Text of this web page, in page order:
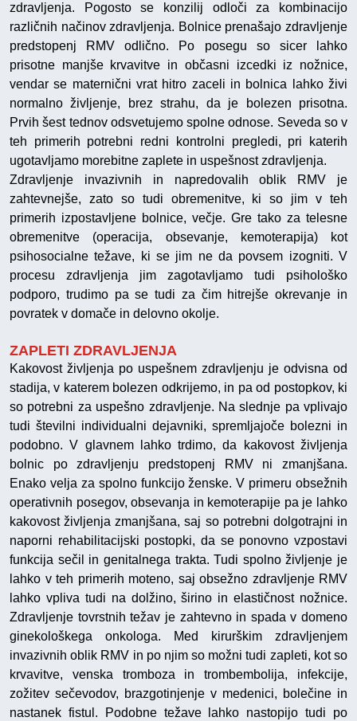
zdravljenja. Pogosto se konzilij odloči za kombinacijo
različnih načinov zdravljenja. Bolnice prenašajo zdravljenje
predstopenj RMV odlično. Po posegu so sicer lahko
prisotne manjše krvavitve in občasni izcedki iz nožnice,
vendar se maternični vrat hitro zaceli in bolnica lahko živi
normalno življenje, brez strahu, da je bolezen prisotna.
Prvih šest tednov odsvetujemo spolne odnose. Seveda so v
teh primerih potrebni redni kontrolni pregledi, pri katerih
ugotavljamo morebitne zaplete in uspešnost zdravljenja.
Zdravljenje invazivnih in napredovalih oblik RMV je
zahtevnejše, zato so tudi obremenitve, ki so jim v teh
primerih izpostavljene bolnice, večje. Gre tako za telesne
obremenitve (operacija, obsevanje, kemoterapija) kot
psihosocialne težave, ki se jim ne da povsem izogniti. V
procesu zdravljenja jim zagotavljamo tudi psihološko
podporo, trudimo pa se tudi za čim hitrejše okrevanje in
povratek v domače in delovno okolje.
ZAPLETI ZDRAVLJENJA
Kakovost življenja po uspešnem zdravljenju je odvisna od
stadija, v katerem bolezen odkrijemo, in pa od postopkov, ki
so potrebni za uspešno zdravljenje. Na slednje pa vplivajo
tudi številni individualni dejavniki, spremljajoče bolezni in
podobno. V glavnem lahko trdimo, da kakovost življenja
bolnic po zdravljenju predstopenj RMV ni zmanjšana.
Enako velja za spolno funkcijo ženske. V primeru obsežnih
operativnih posegov, obsevanja in kemoterapije pa je lahko
kakovost življenja zmanjšana, saj so potrebni dolgotrajni in
naporni rehabilitacijski postopki, da se ponovno vzpostavi
funkcija sečil in genitalnega trakta. Tudi spolno življenje je
lahko v teh primerih moteno, saj obsežno zdravljenje RMV
lahko vpliva tudi na dolžino, širino in elastičnost nožnice.
Zdravljenje tovrstnih težav je zahtevno in spada v domeno
ginekološkega onkologa. Med kirurškim zdravljenjem
invazivnih oblik RMV in po njim so možni tudi zapleti, kot so
krvavitve, venska tromboza in trombembolija, infekcije,
zožitev sečevodov, brazgotinjenje v medenici, bolečine in
nastanek fistul. Podobne težave lahko nastopijo tudi po